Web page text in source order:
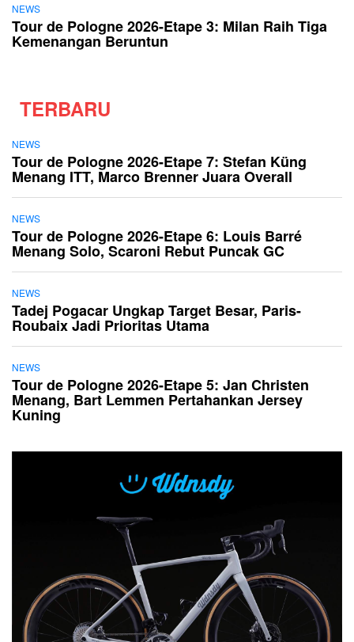
NEWS
Tour de Pologne 2026-Etape 3: Milan Raih Tiga
Kemenangan Beruntun
TERBARU
NEWS
Tour de Pologne 2026-Etape 7: Stefan Küng
Menang ITT, Marco Brenner Juara Overall
NEWS
Tour de Pologne 2026-Etape 6: Louis Barré
Menang Solo, Scaroni Rebut Puncak GC
NEWS
Tadej Pogacar Ungkap Target Besar, Paris-
Roubaix Jadi Prioritas Utama
NEWS
Tour de Pologne 2026-Etape 5: Jan Christen
Menang, Bart Lemmen Pertahankan Jersey
Kuning